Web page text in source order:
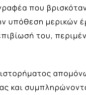
που
υπόθεση μερικών
του,
και